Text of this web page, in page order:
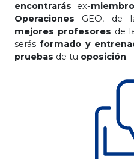
encontrarás ex-
Operaciones GEO, de
mejores profesores de
serásformado y
pruebas de tu oposición.